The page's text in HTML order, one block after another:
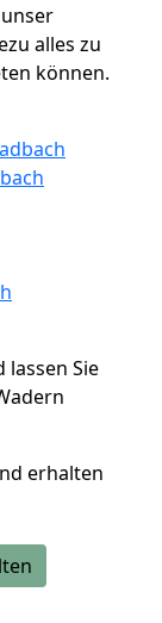
alles zu
können.
lassen Sie
erhalten